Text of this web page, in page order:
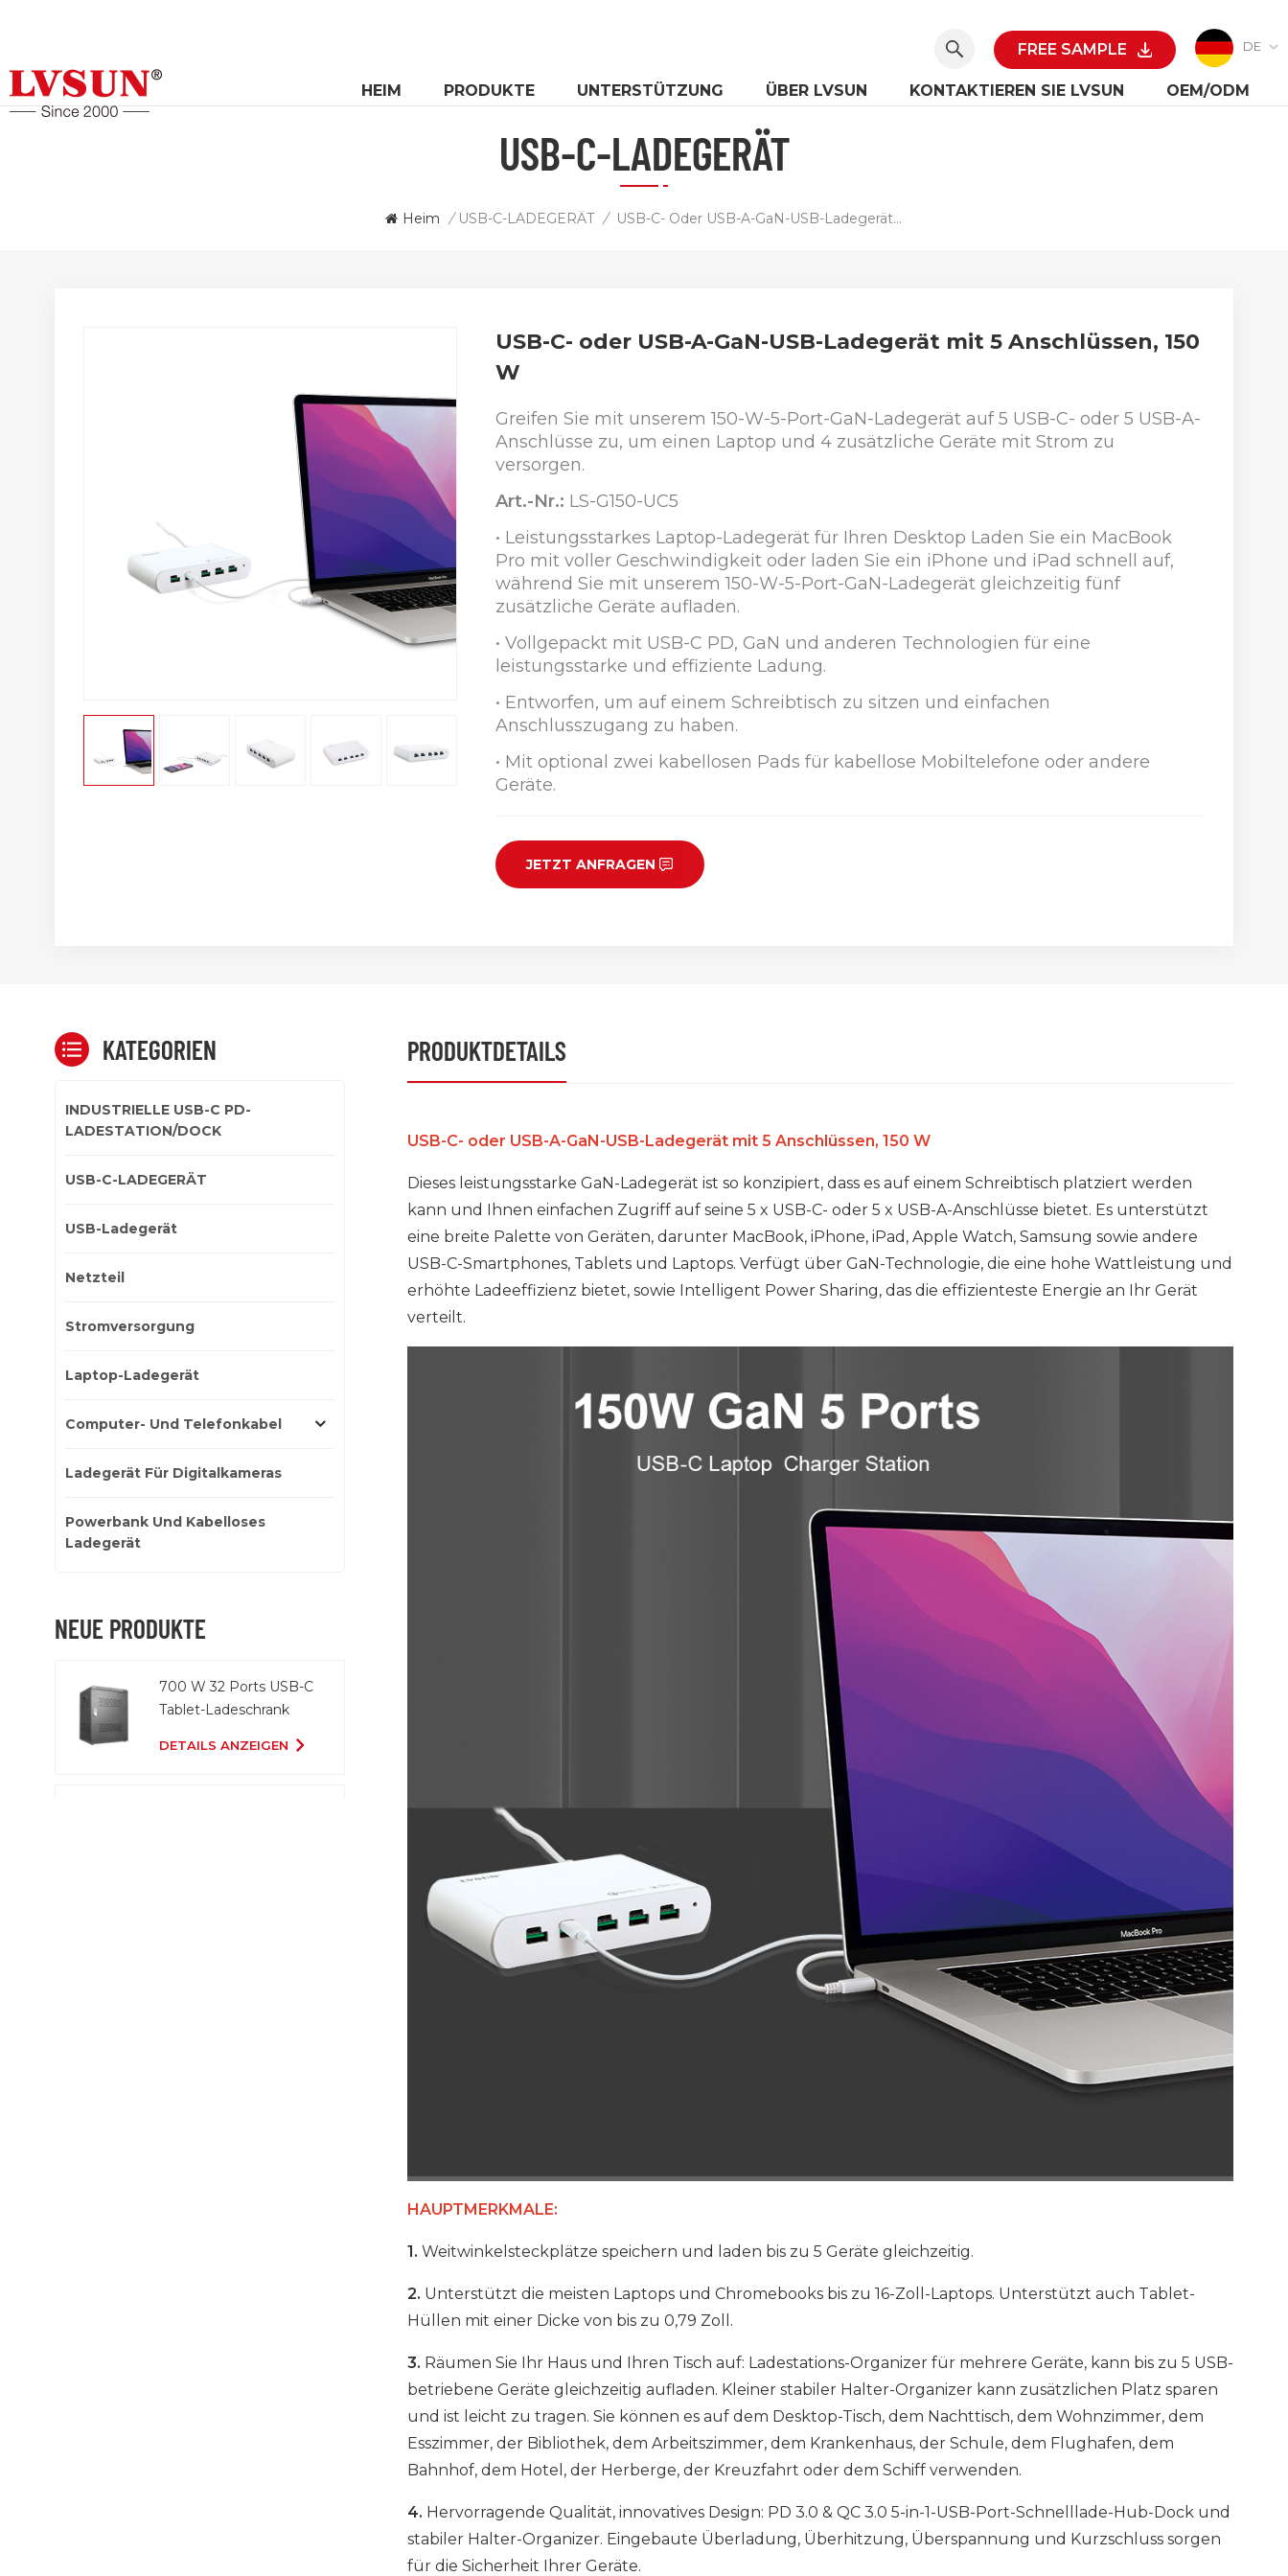
DE
FREE SAMPLE
HEIM PRODUKTE UNTERSTÜTZUNG ÜBER LVSUN KONTAKTIEREN SIE LVSUN OEM/ODM
USB-C-LADEGERÄT
Heim / USB-C-LADEGERÄT / USB-C- Oder USB-A-GaN-USB-Ladegerät Mit 5 Anschlüssen, 150 W
USB-C- oder USB-A-GaN-USB-Ladegerät mit 5 Anschlüssen, 150
W
Greifen Sie mit unserem 150-W-5-Port-GaN-Ladegerät auf 5 USB-C- oder 5 USB-A-
Anschlüsse zu, um einen Laptop und 4 zusätzliche Geräte mit Strom zu
versorgen.
Art.-Nr.: LS-G150-UC5
• Leistungsstarkes Laptop-Ladegerät für Ihren Desktop Laden Sie ein MacBook
Pro mit voller Geschwindigkeit oder laden Sie ein iPhone und iPad schnell auf,
während Sie mit unserem 150-W-5-Port-GaN-Ladegerät gleichzeitig fünf
zusätzliche Geräte aufladen.
• Vollgepackt mit USB-C PD, GaN und anderen Technologien für eine
leistungsstarke und effiziente Ladung.
• Entworfen, um auf einem Schreibtisch zu sitzen und einfachen
Anschlusszugang zu haben.
• Mit optional zwei kabellosen Pads für kabellose Mobiltelefone oder andere
Geräte.
JETZT ANFRAGEN
PRODUKTDETAILS
USB-C- oder USB-A-GaN-USB-Ladegerät mit 5 Anschlüssen, 150 W
Dieses leistungsstarke GaN-Ladegerät ist so konzipiert, dass es auf einem Schreibtisch platziert werden
kann und Ihnen einfachen Zugriff auf seine 5 x USB-C- oder 5 x USB-A-Anschlüsse bietet. Es unterstützt
eine breite Palette von Geräten, darunter MacBook, iPhone, iPad, Apple Watch, Samsung sowie andere
USB-C-Smartphones, Tablets und Laptops. Verfügt über GaN-Technologie, die eine hohe Wattleistung und
erhöhte Ladeeffizienz bietet, sowie Intelligent Power Sharing, das die effizienteste Energie an Ihr Gerät
verteilt.
HAUPTMERKMALE:
1. Weitwinkelsteckplätze speichern und laden bis zu 5 Geräte gleichzeitig.
2. Unterstützt die meisten Laptops und Chromebooks bis zu 16-Zoll-Laptops. Unterstützt auch Tablet-
Hüllen mit einer Dicke von bis zu 0,79 Zoll.
3. Räumen Sie Ihr Haus und Ihren Tisch auf: Ladestations-Organizer für mehrere Geräte, kann bis zu 5 USB-
betriebene Geräte gleichzeitig aufladen. Kleiner stabiler Halter-Organizer kann zusätzlichen Platz sparen
und ist leicht zu tragen. Sie können es auf dem Desktop-Tisch, dem Nachttisch, dem Wohnzimmer, dem
Esszimmer, der Bibliothek, dem Arbeitszimmer, dem Krankenhaus, der Schule, dem Flughafen, dem
Bahnhof, dem Hotel, der Herberge, der Kreuzfahrt oder dem Schiff verwenden.
4. Hervorragende Qualität, innovatives Design: PD 3.0 & QC 3.0 5-in-1-USB-Port-Schnelllade-Hub-Dock und
stabiler Halter-Organizer. Eingebaute Überladung, Überhitzung, Überspannung und Kurzschluss sorgen
für die Sicherheit Ihrer Geräte.
KATEGORIEN
INDUSTRIELLE USB-C PD-
LADESTATION/DOCK
USB-C-LADEGERÄT
USB-Ladegerät
Netzteil
Stromversorgung
Laptop-Ladegerät
Computer- Und Telefonkabel
Ladegerät Für Digitalkameras
Powerbank Und Kabelloses
Ladegerät
NEUE PRODUKTE
700 W 32 Ports USB-C
Tablet-Ladeschrank
DETAILS ANZEIGEN